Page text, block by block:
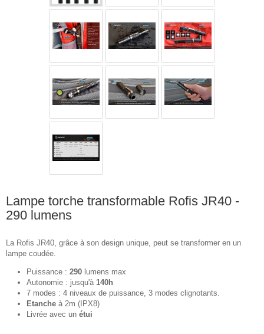
Lampe torche transformable Rofis JR40 -
290 lumens
La Rofis JR40, grâce à son design unique, peut se transformer en un
lampe coudée.
Puissance : 290 lumens max
Autonomie : jusqu'à 140h
7 modes : 4 niveaux de puissance, 3 modes clignotants.
Etanche à 2m (IPX8)
Livrée avec un étui